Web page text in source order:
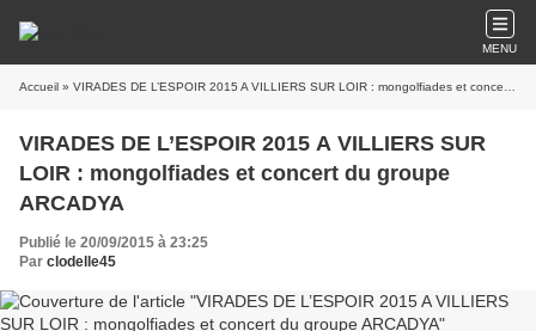
MENU
Accueil » VIRADES DE L’ESPOIR 2015 A VILLIERS SUR LOIR : mongolfiades et concert du groupe ARCADYA
VIRADES DE L’ESPOIR 2015 A VILLIERS SUR
LOIR : mongolfiades et concert du groupe
ARCADYA
Publié le 20/09/2015 à 23:25
Par clodelle45